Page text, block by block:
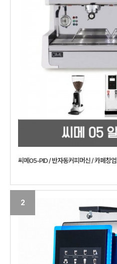
씨메05-PID / 반자동커피머신 / 카페창업
2